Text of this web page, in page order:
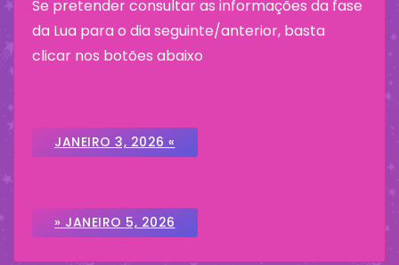
Se pretender consultar as informações da fase
da Lua para o dia seguinte/anterior, basta
clicar nos botões abaixo
JANEIRO 3, 2026 «
» JANEIRO 5, 2026